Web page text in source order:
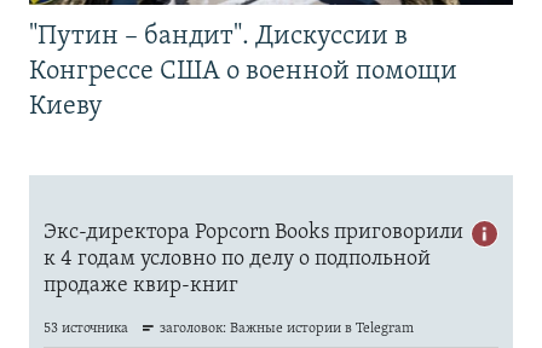
"Путин – бандит". Дискуссии в
Конгрессе США о военной помощи
Киеву